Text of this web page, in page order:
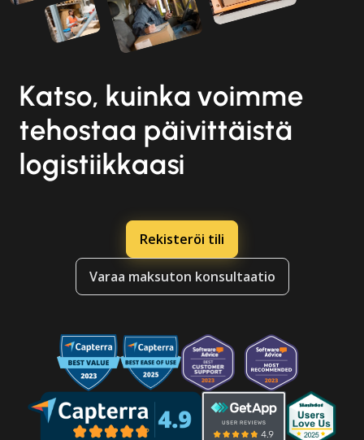
Katso, kuinka voimme
tehostaa päivittäistä
logistiikkaasi
Rekisteröi tili
Varaa maksuton konsultaatio